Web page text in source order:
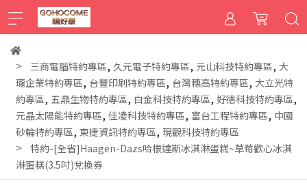
三商電腦特約專區, 久元電子特約專區, 元山科技特約專區, 大
瓏企業特約專區, 台豐印刷特約專區, 台灣穗高特約專區, 大立光特
約專區, 五鼎生物特約專區, 白金科技特約專區, 好德科技特約專區,
元晶太陽能特約專區, 佳凌科技特約專區, 富台工程特約專區, 中國
砂輪特約專區, 東捷資訊特約專區, 現觀科技特約專區
特約-[全省]Haagen-Dazs哈根達斯冰淇淋蛋糕~草莓歡心冰淇
淋蛋糕(3.5吋)兌換券